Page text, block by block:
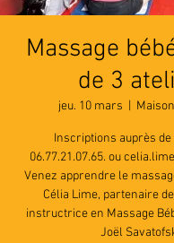
Massage
de 3
jeu. 10 mars
Inscriptions auprès de
06.77.21.07.65. ou
Venez apprendre le
Célia Lime, partenaire
instructrice en Massage
Joël